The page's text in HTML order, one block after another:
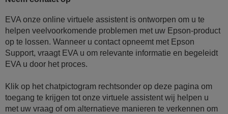
EVA onze online virtuele assistent is ontworpen om u te
helpen veelvoorkomende problemen met uw Epson-product
op te lossen. Wanneer u contact opneemt met Epson
Support, vraagt EVA u om relevante informatie en begeleidt
EVA u door het proces.
Klik op het chatpictogram rechtsonder op deze pagina om
toegang te krijgen tot onze virtuele assistent wij helpen u
met uw vraag of om alternatieve manieren te verkennen om